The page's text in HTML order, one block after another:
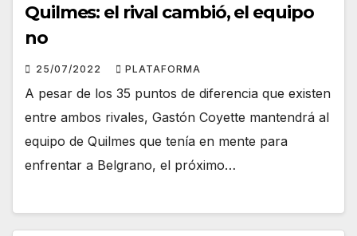
Quilmes: el rival cambió, el equipo
no
25/07/2022 PLATAFORMA
A pesar de los 35 puntos de diferencia que existen
entre ambos rivales, Gastón Coyette mantendrá al
equipo de Quilmes que tenía en mente para
enfrentar a Belgrano, el próximo…